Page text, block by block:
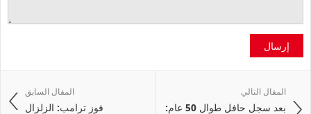
إرسال
المقال السابق
فوز ترامب: الزلزال
المقال التالي
بعد سجل حافل طوال 50 عام: